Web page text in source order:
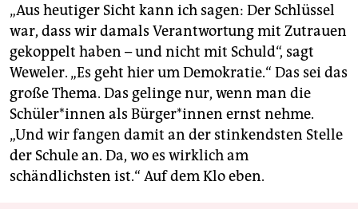
Mehr Detailszur Funktion „bevorzugte Quelle“ bei
Googlefinden Sie hier .
„Aus heutiger Sicht kann ich sagen: Der Schlüssel
war, dass wir damals Verantwortung mit Zutrauen
gekoppelt haben – und nicht mit Schuld“, sagt
Weweler. „Es geht hier um Demokratie.“ Das sei das
große Thema. Das gelinge nur, wenn man die
Schü­le­r*in­nen als Bür­ge­r*in­nen ernst nehme.
„Und wir fangen damit an der stinkendsten Stelle
der Schule an. Da, wo es wirklich am
schändlichsten ist.“ Auf dem Klo eben.